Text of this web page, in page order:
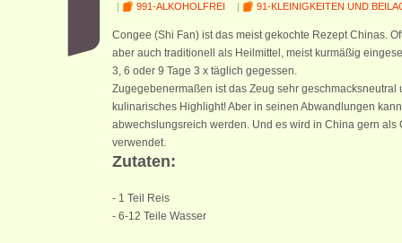
|
991-ALKOHOLFREI | 91-KLEINIGKEITEN UND
Congee (Shi Fan) ist das meist gekochte Rezept Chinas.
aber auch traditionell als Heilmittel, meist kurmäßig
3, 6 oder 9 Tage 3 x täglich gegessen.
Zugegebenermaßen ist das Zeug sehr geschmacksneutral
kulinarisches Highlight! Aber in seinen Abwandlungen
abwechslungsreich werden. Und es wird in China gern als
verwendet.
Zutaten:
- 1 Teil Reis
- 6-12 Teile Wasser